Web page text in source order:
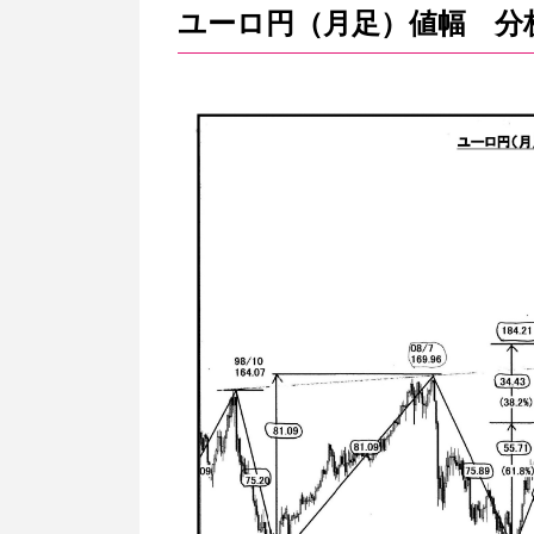
ユーロ円（月足）値幅 分